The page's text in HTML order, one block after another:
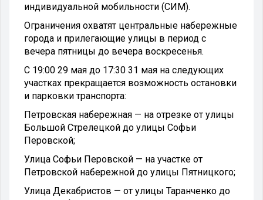
индивидуальной мобильности (СИМ).
Ограничения охватят центральные набережные
города и прилегающие улицы в период с
вечера пятницы до вечера воскресенья.
С 19:00 29 мая до 17:30 31 мая на следующих
участках прекращается возможность остановки
и парковки транспорта:
Петровская набережная — на отрезке от улицы
Большой Стрелецкой до улицы Софьи
Перовской;
Улица Софьи Перовской — на участке от
Петровской набережной до улицы Пятницкого;
Улица Декабристов — от улицы Таранченко до